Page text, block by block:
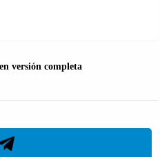
versión completa